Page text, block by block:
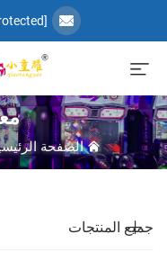
[email protected]
الصفحة
جميع المنتجات